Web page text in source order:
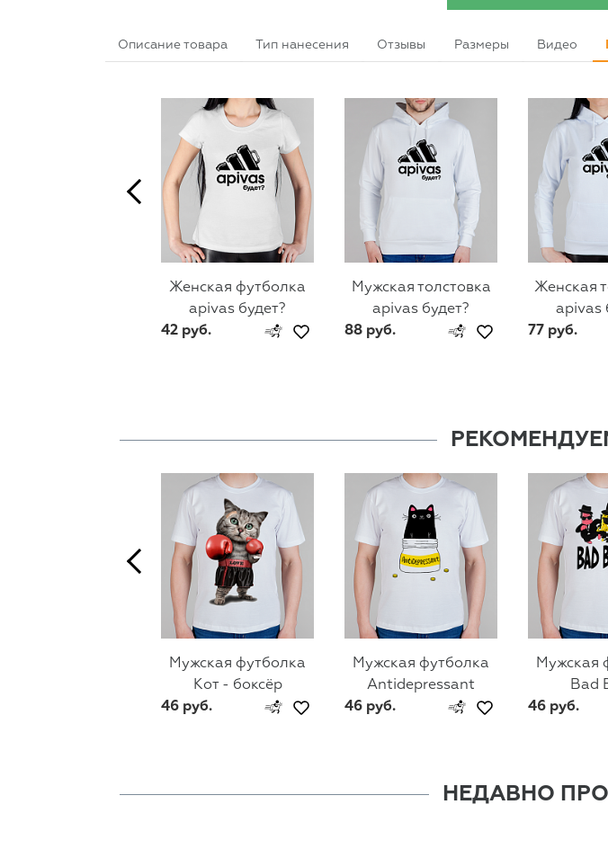
Описание товара Тип нанесения Отзывы Размеры Видео
Женская футболка
apivas будет?
42 руб.
Мужская толстовка
apivas будет?
88 руб.
Женская
apivas
77 руб.
Мужская футболка
Кот - боксёр
46 руб.
Мужская футболка
Antidepressant
46 руб.
Мужская
Bad
46 руб.
НЕДАВНО